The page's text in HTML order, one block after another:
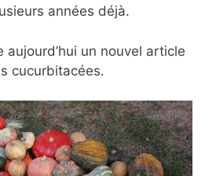
années déjà.
aujourd’hui un nouvel article
cucurbitacées.